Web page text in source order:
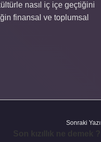
nasıl iç içe geçtiğini
finansal ve toplumsal
Sonraki Yazı